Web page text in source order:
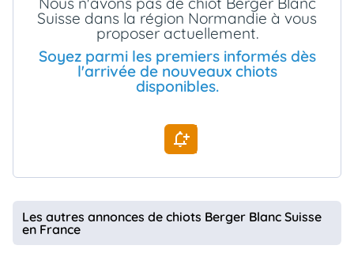
Connexion
Suisse dans la région Normandie à vous
proposer actuellement.
Soyez parmi les premiers informés dès
l'arrivée de nouveaux chiots
disponibles.
Les autres annonces de chiots Berger Blanc Suisse
en France